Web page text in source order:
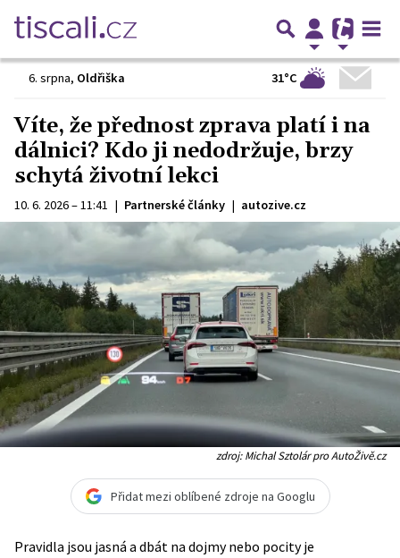
6. srpna, Oldřiška 31°C
Víte, že přednost zprava platí i na
dálnici? Kdo ji nedodržuje, brzy
schytá životní lekci
10. 6. 2026 – 11:41 | Partnerské články | autozive.cz
zdroj: Michal Sztolár pro AutoŽivě.cz
Přidat mezi oblíbené zdroje na Googlu
Pravidla jsou jasná a dbát na dojmy nebo pocity je